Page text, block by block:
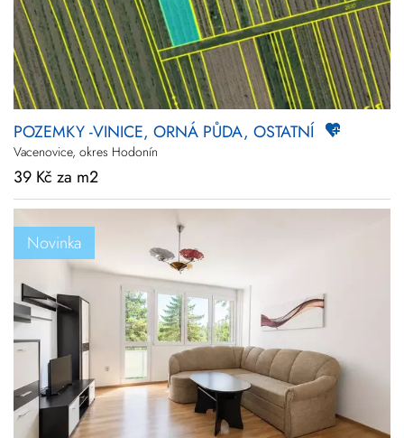
POZEMKY -VINICE, ORNÁ PŮDA, OSTATNÍ
Vacenovice, okres Hodonín
39 Kč za m2
Novinka